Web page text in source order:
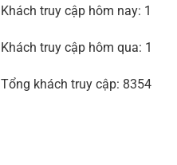
Khách truy cập hôm nay: 1
Khách truy cập hôm qua: 1
Tổng khách truy cập: 8354